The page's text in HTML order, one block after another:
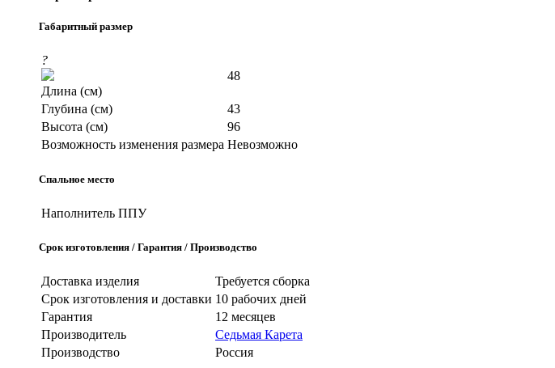
Габаритный размер
?
Длина (см)
48
Глубина (см)
43
Высота (см)
96
Возможность изменения размера Невозможно
Спальное место
Наполнитель ППУ
Срок изготовления / Гарантия / Производство
Доставка изделия
Требуется сборка
Срок изготовления и доставки 10 рабочих дней
Гарантия
12 месяцев
Производитель
Седьмая Карета
Производство
Россия